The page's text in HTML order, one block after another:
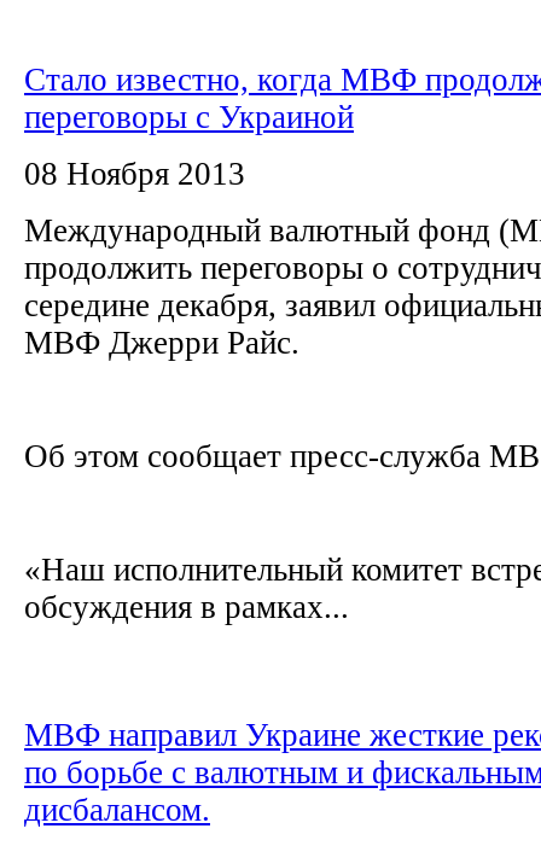
Стало известно, когда МВФ
переговоры с Украиной
08 Ноября 2013
Международный валютный фонд
продолжить переговоры о
середине декабря, заявил
МВФ Джерри Райс.
Об этом сообщает пресс-служба
«Наш исполнительный комитет
обсуждения в рамках...
МВФ направил Украине жесткие
по борьбе с валютным и
дисбалансом.